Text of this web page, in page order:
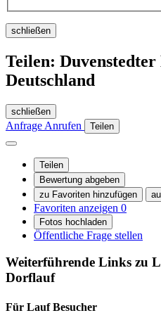
schließen
Teilen:
Deutschland
schließen
Anfrage Anrufen Teilen
Teilen
Bewertung abgeben
zu Favoriten hinzufügen
Favoriten anzeigen 0
Fotos hochladen
Öffentliche Frage stellen
Weiterführende Links zu
Dorflauf
Für LaufBesucher